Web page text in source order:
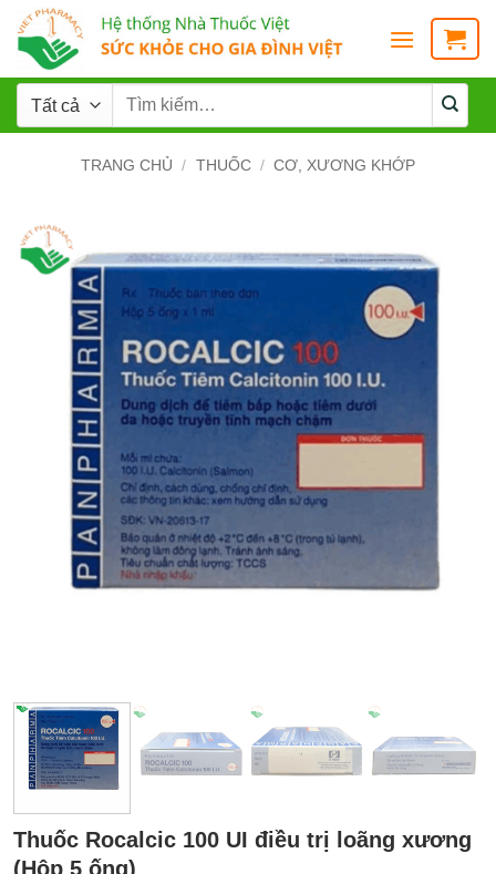
TRANG CHỦ / THUỐC / CƠ, XƯƠNG KHỚP
Thuốc Rocalcic 100 UI điều trị loãng xương
(Hộp 5 ống)